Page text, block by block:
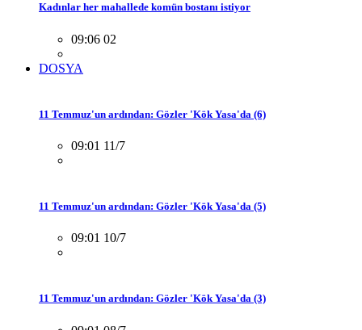
Kadınlar her mahallede komün bostanı istiyor
09:06 02
DOSYA
11 Temmuz'un ardından: Gözler 'Kök Yasa'da (6)
09:01 11/7
11 Temmuz'un ardından: Gözler 'Kök Yasa'da (5)
09:01 10/7
11 Temmuz'un ardından: Gözler 'Kök Yasa'da (3)